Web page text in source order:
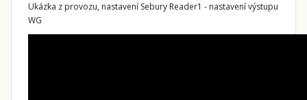
Ukázka z provozu, nastavení Sebury Reader1 - nastavení výstupu
WG